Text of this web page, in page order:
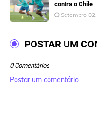
contra o Chile
Setembro
POSTAR UM
0 Comentários
Postar um comentário